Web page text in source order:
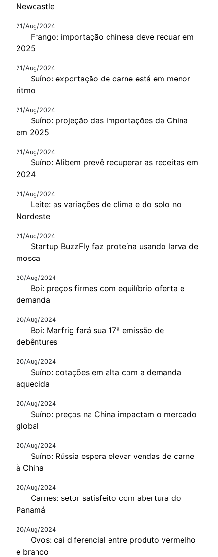
Newcastle
21/Aug/2024
Frango: importação chinesa deve recuar em
2025
21/Aug/2024
Suíno: exportação de carne está em menor
ritmo
21/Aug/2024
Suíno: projeção das importações da China
em 2025
21/Aug/2024
Suíno: Alibem prevê recuperar as receitas em
2024
21/Aug/2024
Leite: as variações de clima e do solo no
Nordeste
21/Aug/2024
Startup BuzzFly faz proteína usando larva de
mosca
20/Aug/2024
Boi: preços firmes com equilíbrio oferta e
demanda
20/Aug/2024
Boi: Marfrig fará sua 17ª emissão de
debêntures
20/Aug/2024
Suíno: cotações em alta com a demanda
aquecida
20/Aug/2024
Suíno: preços na China impactam o mercado
global
20/Aug/2024
Suíno: Rússia espera elevar vendas de carne
à China
20/Aug/2024
Carnes: setor satisfeito com abertura do
Panamá
20/Aug/2024
Ovos: cai diferencial entre produto vermelho
e branco